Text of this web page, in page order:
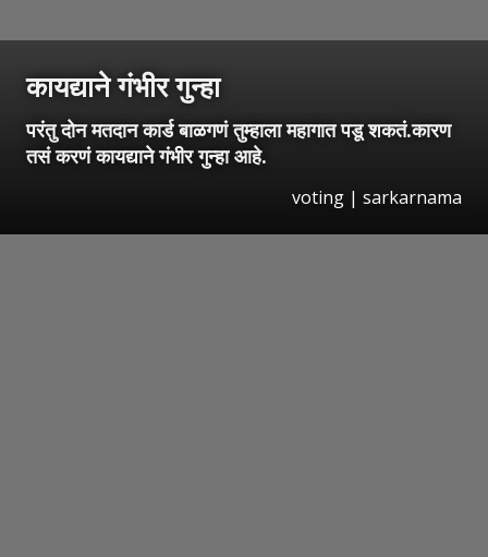
कायद्याने गंभीर गुन्हा
परंतु दोन मतदान कार्ड बाळगणं तुम्हाला महागात पडू शकतं.कारण
तसं करणं कायद्याने गंभीर गुन्हा आहे.
voting | sarkarnama